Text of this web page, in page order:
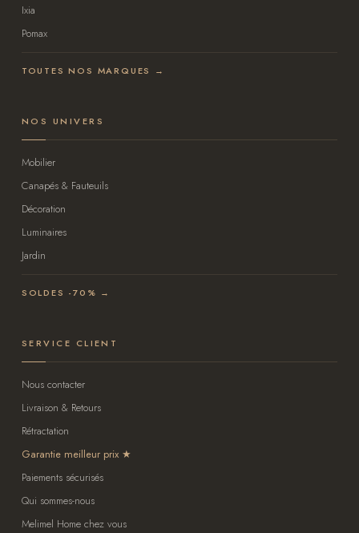
Ixia
Pomax
TOUTES NOS MARQUES →
NOS UNIVERS
Mobilier
Canapés & Fauteuils
Décoration
Luminaires
Jardin
SOLDES -70% →
SERVICE CLIENT
Nous contacter
Livraison & Retours
Rétractation
Garantie meilleur prix
Paiements sécurisés
Qui sommes-nous
Melimel Home chez vous